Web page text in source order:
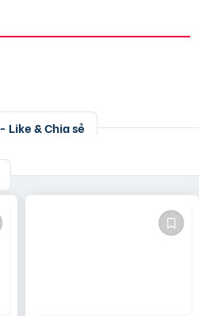
Like & Chia sẻ